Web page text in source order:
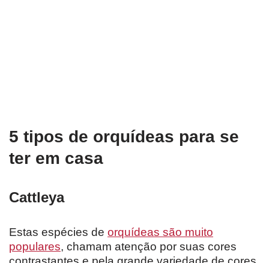
5 tipos de orquídeas para se
ter em casa
Cattleya
Estas espécies de orquídeas são muito
populares, chamam atenção por suas cores